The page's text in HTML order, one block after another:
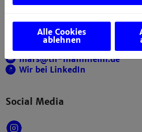
+49 621 292-6111
+49 621 292-6420
mars@th-mannheim.de
Wir bei LinkedIn
Social Media
Alle Cookies
ablehnen